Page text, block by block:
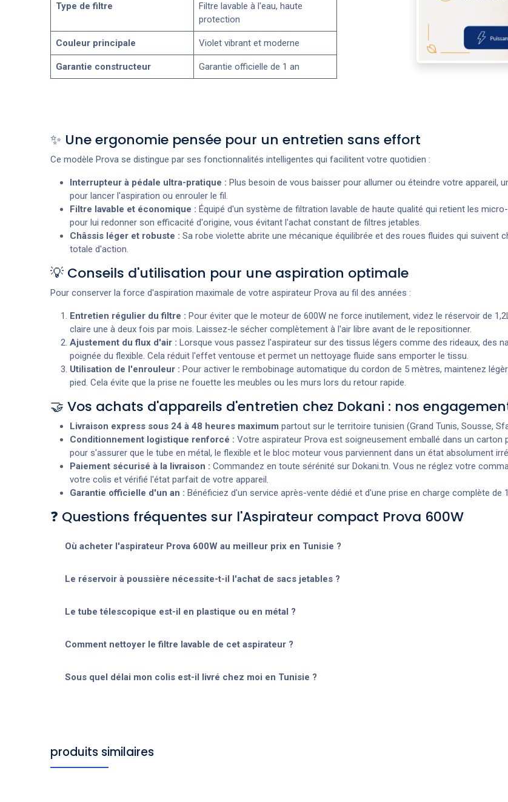
Type de filtre
Filtre lavable à l'eau, haute
protection
Couleur principale Violet vibrant et moderne
Garantie constructeur Garantie officielle de 1 an
✨ Une ergonomie pensée pour un entretien sans effort
Ce modèle Prova se distingue par ses fonctionnalités intelligentes qui facilitent votre quotidien :
Interrupteur à pédale ultra-pratique : Plus besoin de vous baisser pour allumer ou éteindre votre
pour lancer l'aspiration ou enrouler le fil.
Filtre lavable et économique : Équipé d'un système de filtration lavable de haute qualité qui retient les
pour lui redonner son efficacité d'origine, vous évitant l'achat constant de filtres jetables.
Châssis léger et robuste : Sa robe violette abrite une mécanique équilibrée et des roues fluides qui
totale d'action.
💡 Conseils d'utilisation pour une aspiration optimale
Pour conserver la force d'aspiration maximale de votre aspirateur Prova au fil des années :
Entretien régulier du filtre : Pour éviter que le moteur de 600W ne force inutilement, videz le réservoir de
claire une à deux fois par mois. Laissez-le sécher complètement à l'air libre avant de le repositionner.
Ajustement du flux d'air : Lorsque vous passez l'aspirateur sur des tissus légers comme des rideaux, des
poignée du flexible. Cela réduit l'effet ventouse et permet un nettoyage fluide sans emporter le tissu.
Utilisation de l'enrouleur : Pour activer le rembobinage automatique du cordon de 5 mètres, maintenez
pied. Cela évite que la prise ne fouette les meubles ou les murs lors du retour rapide.
🤝 Vos achats d'appareils d'entretien chez Dokani : nos
Livraison express sous 24 à 48 heures maximum partout sur le territoire tunisien (Grand Tunis, Sousse,
Conditionnement logistique renforcé : Votre aspirateur Prova est soigneusement emballé dans un
pour s'assurer que le tube en métal, le flexible et le bloc moteur vous parviennent dans un état absolument
Paiement sécurisé à la livraison : Commandez en toute sérénité sur Dokani.tn. Vous ne réglez votre
votre colis et vérifié l'état parfait de votre appareil.
Garantie officielle d'un an : Bénéficiez d'un service après-vente dédié et d'une prise en charge complète
❓ Questions fréquentes sur l'Aspirateur compact Prova 600W
Où acheter l'aspirateur Prova 600W au meilleur prix en Tunisie ?
Le réservoir à poussière nécessite-t-il l'achat de sacs jetables ?
Le tube télescopique est-il en plastique ou en métal ?
Comment nettoyer le filtre lavable de cet aspirateur ?
Sous quel délai mon colis est-il livré chez moi en Tunisie ?
produits similaires